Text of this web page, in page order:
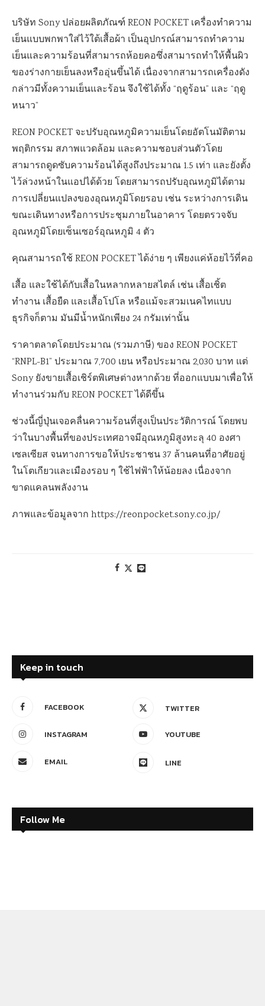
บริษัท Sony ปล่อยผลิตภัณฑ์ REON POCKET เครื่องทำความ
เย็นแบบพกพาใส่ไว้ใต้เสื้อผ้า เป็นอุปกรณ์สามารถทำความ
เย็นและความร้อนที่สามารถห้อยคอซึ่งสามารถทำให้พื้นผิว
ของร่างกายเย็นลงหรืออุ่นขึ้นได้ เนื่องจากสามารถเครื่องดัง
กล่าวมีทั้งความเย็นและร้อน จึงใช้ได้ทั้ง “ฤดูร้อน” และ “ฤดู
หนาว”
REON POCKET จะปรับอุณหภูมิความเย็นโดยอัตโนมัติตาม
พฤติกรรม สภาพแวดล้อม และความชอบส่วนตัวโดย
สามารถดูดซับความร้อนได้สูงถึงประมาณ 1.5 เท่า และยังตั้ง
ไว้ล่วงหน้าในแอปได้ด้วย โดยสามารถปรับอุณหภูมิได้ตาม
การเปลี่ยนแปลงของอุณหภูมิโดยรอบ เช่น ระหว่างการเดิน
ขณะเดินทางหรือการประชุมภายในอาคาร โดยตรวจจับ
อุณหภูมิโดยเซ็นเซอร์อุณหภูมิ 4 ตัว
คุณสามารถใช้ REON POCKET ได้ง่าย ๆ เพียงแค่ห้อยไว้ที่คอ
เสื้อ และใช้ได้กับเสื้อในหลากหลายสไตล์ เช่น เสื้อเชิ้ต
ทำงาน เสื้อยืด และเสื้อโปโล หรือแม้จะสวมเนคไทแบบ
ธุรกิจก็ตาม มันมีน้ำหนักเพียง 24 กรัมเท่านั้น
ราคาตลาดโดยประมาณ (รวมภาษี) ของ REON POCKET
“RNPL-B1” ประมาณ 7,700 เยน หรือประมาณ 2,030 บาท แต่
Sony ยังขายเสื้อเชิร์ตพิเศษต่างหากด้วย ที่ออกแบบมาเพื่อให้
ทำงานร่วมกับ REON POCKET ได้ดีขึ้น
ช่วงนี้ญี่ปุ่นเจอคลื่นความร้อนที่สูงเป็นประวัติการณ์ โดยพบ
ว่าในบางพื้นที่ของประเทศอาจมีอุณหภูมิสูงทะลุ 40 องศา
เซลเซียส จนทางการขอให้ประชาชน 37 ล้านคนที่อาศัยอยู่
ในโตเกียวและเมืองรอบ ๆ ใช้ไฟฟ้าให้น้อยลง เนื่องจาก
ขาดแคลนพลังงาน
ภาพและข้อมูลจาก https://reonpocket.sony.co.jp/
Keep in touch
FACEBOOK TWITTER
INSTAGRAM YOUTUBE
EMAIL LINE
Follow Me